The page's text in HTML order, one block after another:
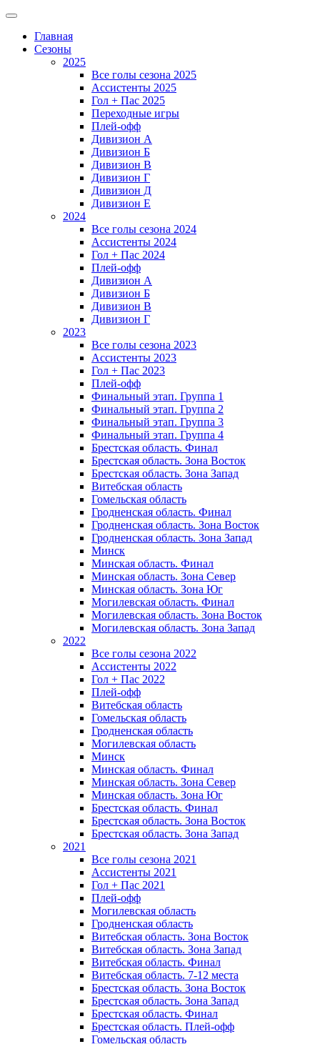
Главная
Сезоны
2025
Все голы сезона 2025
Ассистенты 2025
Гол + Пас 2025
Переходные игры
Плей-офф
Дивизион A
Дивизион Б
Дивизион В
Дивизион Г
Дивизион Д
Дивизион Е
2024
Все голы сезона 2024
Ассистенты 2024
Гол + Пас 2024
Плей-офф
Дивизион A
Дивизион Б
Дивизион В
Дивизион Г
2023
Все голы сезона 2023
Ассистенты 2023
Гол + Пас 2023
Плей-офф
Финальный этап. Группа 1
Финальный этап. Группа 2
Финальный этап. Группа 3
Финальный этап. Группа 4
Брестская область. Финал
Брестская область. Зона Восток
Брестская область. Зона Запад
Витебская область
Гомельская область
Гродненская область. Финал
Гродненская область. Зона Восток
Гродненская область. Зона Запад
Минск
Минская область. Финал
Минская область. Зона Север
Минская область. Зона Юг
Могилевская область. Финал
Могилевская область. Зона Восток
Могилевская область. Зона Запад
2022
Все голы сезона 2022
Ассистенты 2022
Гол + Пас 2022
Плей-офф
Витебская область
Гомельская область
Гродненская область
Могилевская область
Минск
Mинская область. Финал
Минская область. Зона Север
Минская область. Зона Юг
Брестская область. Финал
Брестская область. Зона Восток
Брестская область. Зона Запад
2021
Все голы сезона 2021
Ассистенты 2021
Гол + Пас 2021
Плей-офф
Могилевская область
Гродненская область
Витебская область. Зона Восток
Витебская область. Зона Запад
Витебская область. Финал
Витебская область. 7-12 места
Брестская область. Зона Восток
Брестская область. Зона Запад
Брестская область. Финал
Брестская область. Плей-офф
Гомельская область